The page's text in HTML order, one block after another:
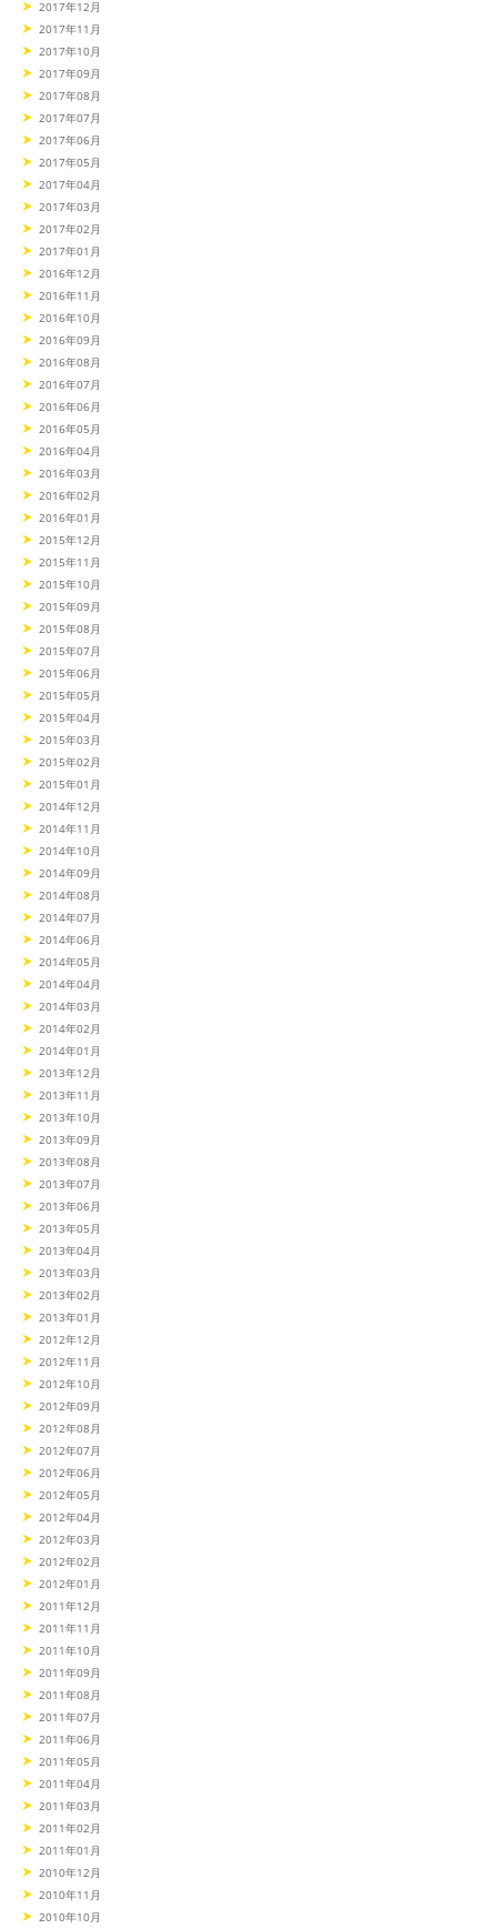
2017年12月
2017年11月
2017年10月
2017年09月
2017年08月
2017年07月
2017年06月
2017年05月
2017年04月
2017年03月
2017年02月
2017年01月
2016年12月
2016年11月
2016年10月
2016年09月
2016年08月
2016年07月
2016年06月
2016年05月
2016年04月
2016年03月
2016年02月
2016年01月
2015年12月
2015年11月
2015年10月
2015年09月
2015年08月
2015年07月
2015年06月
2015年05月
2015年04月
2015年03月
2015年02月
2015年01月
2014年12月
2014年11月
2014年10月
2014年09月
2014年08月
2014年07月
2014年06月
2014年05月
2014年04月
2014年03月
2014年02月
2014年01月
2013年12月
2013年11月
2013年10月
2013年09月
2013年08月
2013年07月
2013年06月
2013年05月
2013年04月
2013年03月
2013年02月
2013年01月
2012年12月
2012年11月
2012年10月
2012年09月
2012年08月
2012年07月
2012年06月
2012年05月
2012年04月
2012年03月
2012年02月
2012年01月
2011年12月
2011年11月
2011年10月
2011年09月
2011年08月
2011年07月
2011年06月
2011年05月
2011年04月
2011年03月
2011年02月
2011年01月
2010年12月
2010年11月
2010年10月